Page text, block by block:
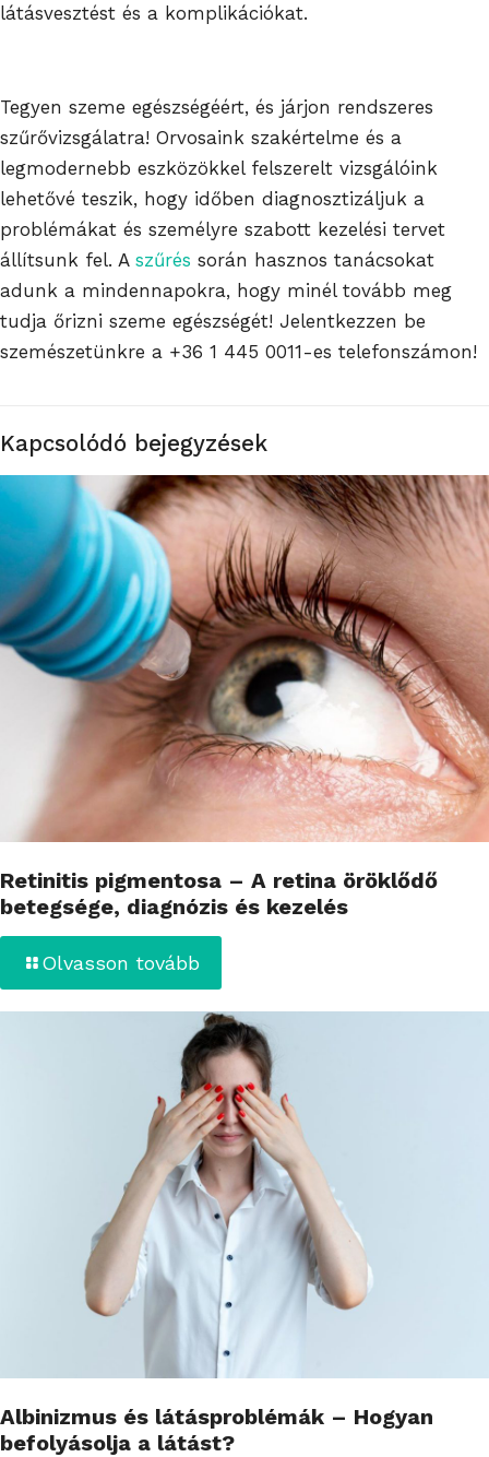
látásvesztést és a komplikációkat.
Tegyen szeme egészségéért, és járjon rendszeres
szűrővizsgálatra! Orvosaink szakértelme és a
legmodernebb eszközökkel felszerelt vizsgálóink
lehetővé teszik, hogy időben diagnosztizáljuk a
problémákat és személyre szabott kezelési tervet
állítsunk fel. A szűrés során hasznos tanácsokat
adunk a mindennapokra, hogy minél tovább meg
tudja őrizni szeme egészségét! Jelentkezzen be
szemészetünkre a +36 1 445 0011 -es telefonszámon!
Kapcsolódó bejegyzések
Retinitis pigmentosa – A retina öröklődő
betegsége, diagnózis és kezelés
Olvasson tovább
Albinizmus és látásproblémák – Hogyan
befolyásolja a látást?